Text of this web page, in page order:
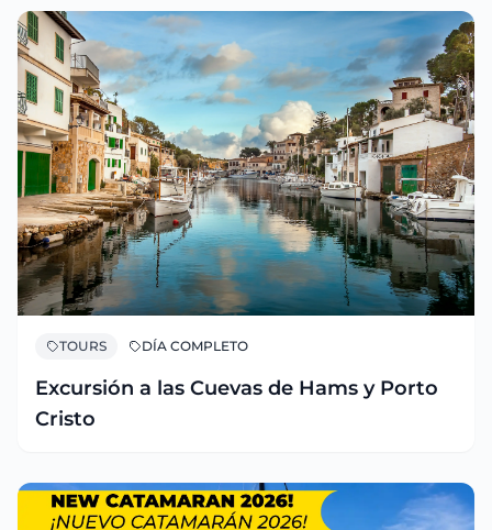
TOURS DÍA COMPLETO
Excursión a las Cuevas de Hams y Porto
Cristo